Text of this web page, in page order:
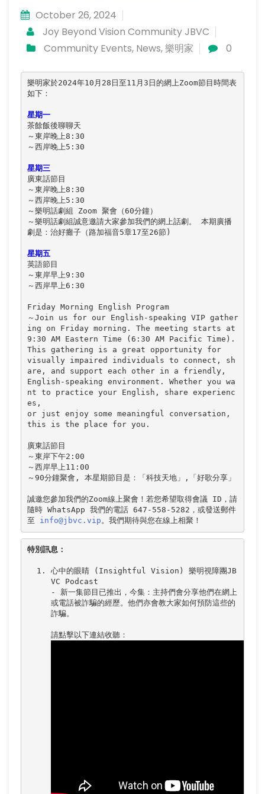
October 26, 2024
Joy Beyond Vision Community JBVC
Community Events, News,樂明家 0
樂明家於2024年10月28日至11月3日的網上Zoom節目時間表
如下：
星期一
茶餘飯後聊聊天
～東岸晚上8:30
～西岸晚上5:30
星期三
廣東話節目
～東岸晚上8:30
～西岸晚上5:30
～樂明話劇組 Zoom 聚會（60分鐘）
～樂明話劇組誠意邀請大家參加我們的網上話劇。 本期廣播
劇是：治好癱子（路加福音5章17至26節)
星期五
英語節目
～東岸早上9:30
～西岸早上6:30
Friday Morning English Program
～Join us for our English-speaking VIP gather
ing on Friday morning. The meeting starts at
9:30 AM Eastern Time (6:30 AM Pacific Time).
This gathering is a great opportunity for
visually impaired individuals to connect, sh
are, and support each other in a friendly,
English-speaking environment. Whether you wa
nt to practice your English, share experienc
es,
or just enjoy some meaningful conversation,
this is the place for you.
廣東話節目
～東岸下午2:00
～西岸早上11:00
～90分鐘聚會, 本星期節目是：「科技天地」,「好歌分享」
誠邀您參加我們的Zoom線上聚會！若您希望取得會議 ID，請
隨時 WhatsApp 我們的電話 647-558-5282，或發送郵件
至 info@jbvc.vip。我們期待與您在線上相聚！
特別訊息：
心中的眼睛 (Insightful Vision) 樂明視障團JB
VC Podcast
- 新一集節目已推出，今集：主持們會分享他們在網上
或電話被詐騙的經歷。他們亦會教大家如何預防這些的
詐騙。